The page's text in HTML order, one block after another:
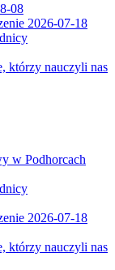
08
2026-07-18
którzy nauczyli nas
w Podhorcach
2026-07-18
którzy nauczyli nas